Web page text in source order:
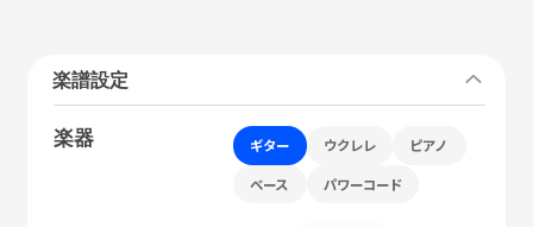
楽譜設定
楽器 ギター ウクレレ ピアノ
ベース パワーコード